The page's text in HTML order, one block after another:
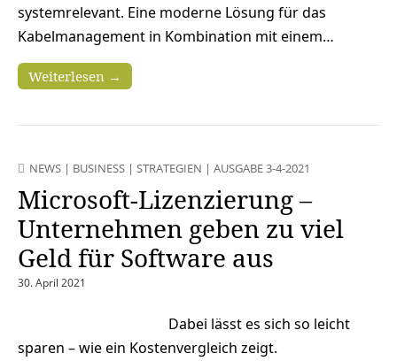
systemrelevant. Eine moderne Lösung für das
Kabelmanagement in Kombination mit einem…
Weiterlesen →
NEWS | BUSINESS | STRATEGIEN | AUSGABE 3-4-2021
Microsoft-Lizenzierung –
Unternehmen geben zu viel
Geld für Software aus
30. April 2021
Dabei lässt es sich so leicht
sparen – wie ein Kostenvergleich zeigt.